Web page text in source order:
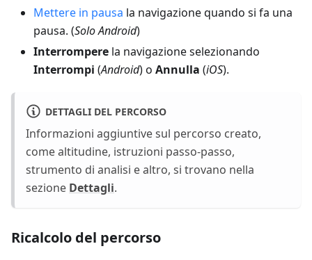
Mettere in pausa la navigazione quando si fa una
pausa. (Solo Android)
Interrompere la navigazione selezionando
Interrompi (Android) o Annulla (iOS).
DETTAGLI DEL PERCORSO
Informazioni aggiuntive sul percorso creato,
come altitudine, istruzioni passo-passo,
strumento di analisi e altro, si trovano nella
sezione Dettagli.
Ricalcolo del percorso